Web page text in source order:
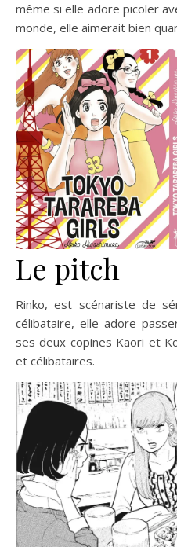
même si elle adore picoler
monde, elle aimerait bien
Le pitch
Rinko, est scénariste de
célibataire, elle adore
ses deux copines Kaori et
et célibataires.